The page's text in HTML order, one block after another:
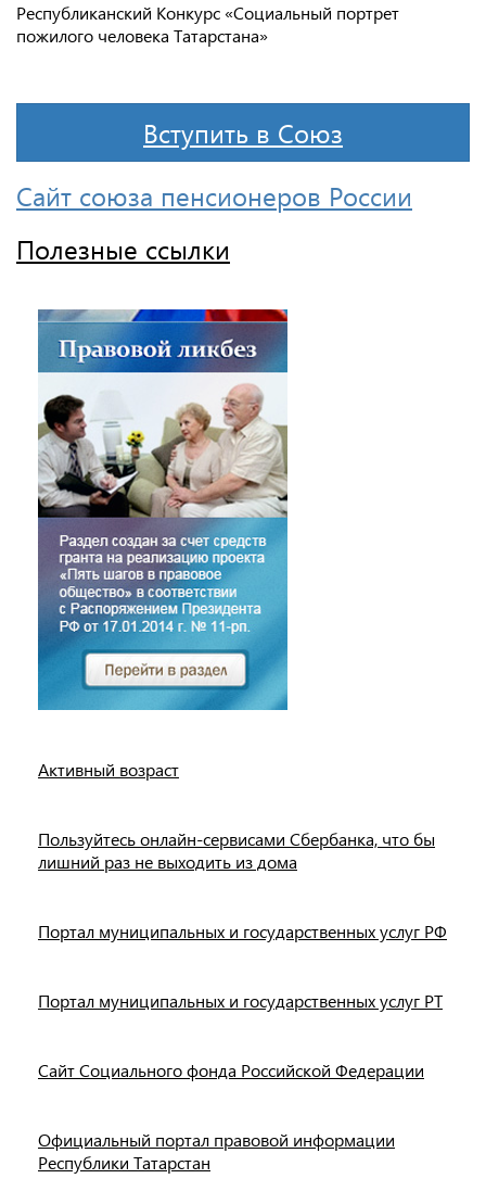
Республиканский Конкурс «Социальный портрет
пожилого человека Татарстана»
Вступить в Союз
Сайт союза пенсионеров России
Полезные ссылки
Активный возраст
Пользуйтесь онлайн-сервисами Сбербанка, что бы
лишний раз не выходить из дома
Портал муниципальных и государственных услуг РФ
Портал муниципальных и государственных услуг РТ
Сайт Социального фонда Российской Федерации
Официальный портал правовой информации
Республики Татарстан